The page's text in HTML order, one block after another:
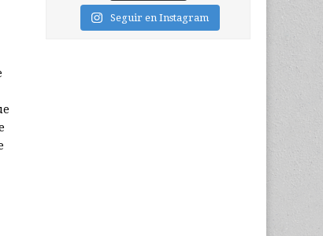
Seguir en Instagram